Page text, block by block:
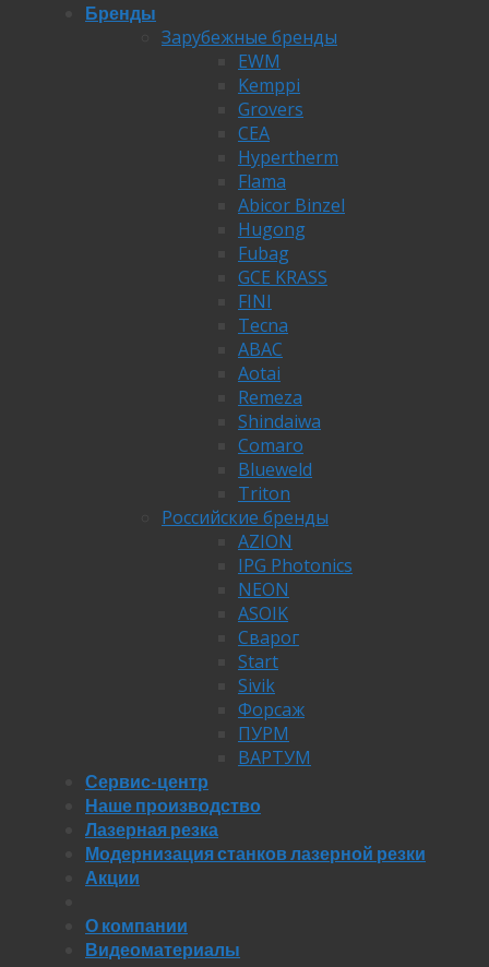
Бренды
Зарубежные бренды
EWM
Kemppi
Grovers
CEA
Hypertherm
Flama
Abicor Binzel
Hugong
Fubag
GCE KRASS
FINI
Tecna
ABAC
Aotai
Remeza
Shindaiwa
Comaro
Blueweld
Triton
Российские бренды
AZION
IPG Photonics
NEON
ASOIK
Сварог
Start
Sivik
Форсаж
ПУРМ
ВАРТУМ
Сервис-центр
Наше производство
Лазерная резка
Модернизация станков лазерной резки
Акции
О компании
Видеоматериалы